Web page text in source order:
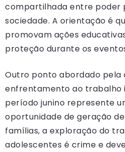
compartilhada entre poder
sociedade. A orientação é
promovam ações
proteção durante os
Outro ponto abordado pela
enfrentamento ao trabalho
período junino represente
oportunidade de geração
famílias, a exploração do
adolescentes é crime e